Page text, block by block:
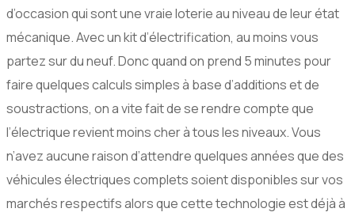
d’occasion qui sont une vraie loterie au niveau de leur état
mécanique. Avec un kit d’électrification, au moins vous
partez sur du neuf. Donc quand on prend 5 minutes pour
faire quelques calculs simples à base d’additions et de
soustractions, on a vite fait de se rendre compte que
l’électrique revient moins cher à tous les niveaux. Vous
n’avez aucune raison d’attendre quelques années que des
véhicules électriques complets soient disponibles sur vos
marchés respectifs alors que cette technologie est déjà à